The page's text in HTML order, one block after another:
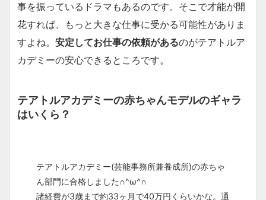
事を振っているドラマもあるのです。そこで才能が開
花すれば、もっと大きな仕事に受かる可能性がありま
すよね。 安定してお仕事の依頼があるのがテアトルア
カデミーの安心できるところです。
テアトルアカデミーの赤ちゃんモデルのギャラ
はいくら？
テアトルアカデミー(芸能事務所兼養成所)の赤ちゃ
ん部門に合格しました∩^ω^∩
諸経費が3歳まで約33ヶ月で40万円くらいかな。通